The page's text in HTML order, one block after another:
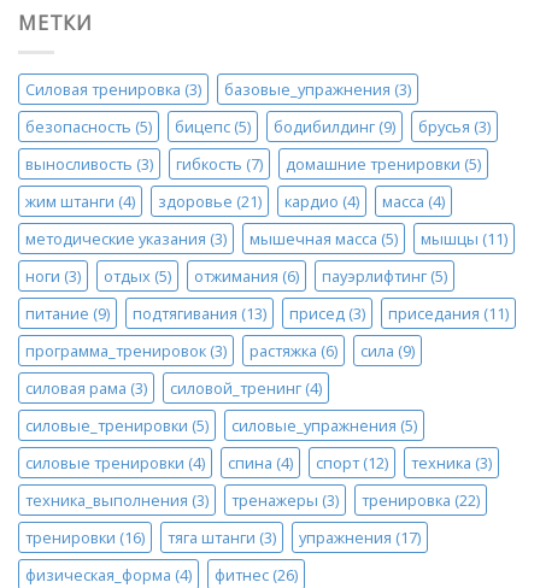
МЕТКИ
Силовая тренировка (3) базовые_упражнения (3)
безопасность (5) бицепс (5) бодибилдинг (9) брусья (3)
выносливость (3) гибкость (7) домашние тренировки (5)
жим штанги (4) здоровье (21) кардио (4) масса (4)
методические указания (3) мышечная масса (5) мышцы (11)
ноги (3) отдых (5) отжимания (6) пауэрлифтинг (5)
питание (9) подтягивания (13) присед (3) приседания (11)
программа_тренировок (3) растяжка (6) сила (9)
силовая рама (3) силовой_тренинг (4)
силовые_тренировки (5) силовые_упражнения (5)
силовые тренировки (4) спина (4) спорт(12) техника (3)
техника_выполнения (3) тренажеры (3) тренировка (22)
тренировки (16) тяга штанги (3) упражнения (17)
физическая_форма (4) фитнес (26)